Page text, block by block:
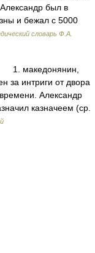
был в
и бежал с 5000
словарь Ф.А.
за интриги от двора
Александр
казначеем (ср.